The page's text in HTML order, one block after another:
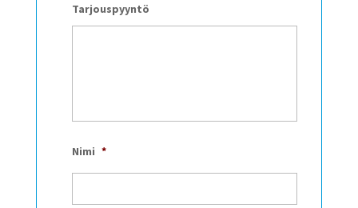
Tarjouspyyntö
Nimi *